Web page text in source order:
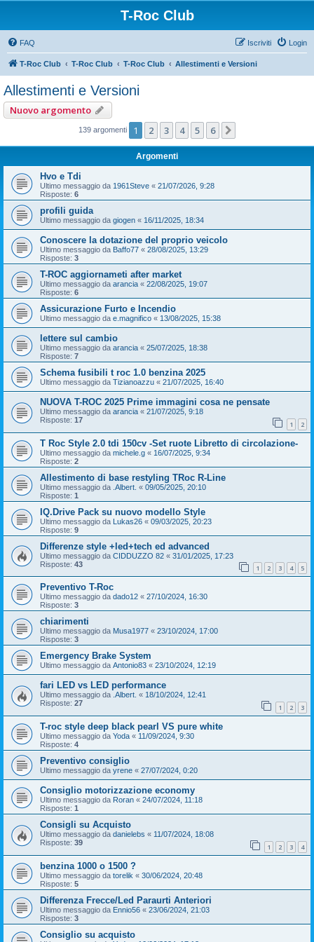
T-Roc Club
FAQ Login
Iscriviti
T-Roc Club T-Roc Club T-Roc Club Allestimenti e Versioni
Allestimenti e Versioni
Nuovo argomento
139 argomenti 1 2 3 4 5 6
Argomenti
Hvo e Tdi
Ultimo messaggio da 1961Steve « 21/07/2026, 9:28
Risposte: 6
profili guida
Ultimo messaggio da giogen « 16/11/2025, 18:34
Conoscere la dotazione del proprio veicolo
Ultimo messaggio da Baffo77 « 28/08/2025, 13:29
Risposte: 3
T-ROC aggiornameti after market
Ultimo messaggio da arancia « 22/08/2025, 19:07
Risposte: 6
Assicurazione Furto e Incendio
Ultimo messaggio da e.magnifico « 13/08/2025, 15:38
lettere sul cambio
Ultimo messaggio da arancia « 25/07/2025, 18:38
Risposte: 7
Schema fusibili t roc 1.0 benzina 2025
Ultimo messaggio da Tizianoazzu « 21/07/2025, 16:40
NUOVA T-ROC 2025 Prime immagini cosa ne pensate
Ultimo messaggio da arancia « 21/07/2025, 9:18
Risposte: 17 1 2
T Roc Style 2.0 tdi 150cv -Set ruote Libretto di circolazione-
Ultimo messaggio da michele.g « 16/07/2025, 9:34
Risposte: 2
Allestimento di base restyling TRoc R-Line
Ultimo messaggio da .Albert. « 09/05/2025, 20:10
Risposte: 1
IQ.Drive Pack su nuovo modello Style
Ultimo messaggio da Lukas26 « 09/03/2025, 20:23
Risposte: 9
Differenze style +led+tech ed advanced
Ultimo messaggio da CIDDUZZO 82 « 31/01/2025, 17:23
Risposte: 43 1 2 3 4 5
Preventivo T-Roc
Ultimo messaggio da dado12 « 27/10/2024, 16:30
Risposte: 3
chiarimenti
Ultimo messaggio da Musa1977 « 23/10/2024, 17:00
Risposte: 3
Emergency Brake System
Ultimo messaggio da Antonio83 « 23/10/2024, 12:19
fari LED vs LED performance
Ultimo messaggio da .Albert. « 18/10/2024, 12:41
Risposte: 27 1 2 3
T-roc style deep black pearl VS pure white
Ultimo messaggio da Yoda « 11/09/2024, 9:30
Risposte: 4
Preventivo consiglio
Ultimo messaggio da yrene « 27/07/2024, 0:20
Consiglio motorizzazione economy
Ultimo messaggio da Roran « 24/07/2024, 11:18
Risposte: 1
Consigli su Acquisto
Ultimo messaggio da danielebs « 11/07/2024, 18:08
Risposte: 39 1 2 3 4
benzina 1000 o 1500 ?
Ultimo messaggio da torelik « 30/06/2024, 20:48
Risposte: 5
Differenza Frecce/Led Paraurti Anteriori
Ultimo messaggio da Ennio56 « 23/06/2024, 21:03
Risposte: 3
Consiglio su acquisto